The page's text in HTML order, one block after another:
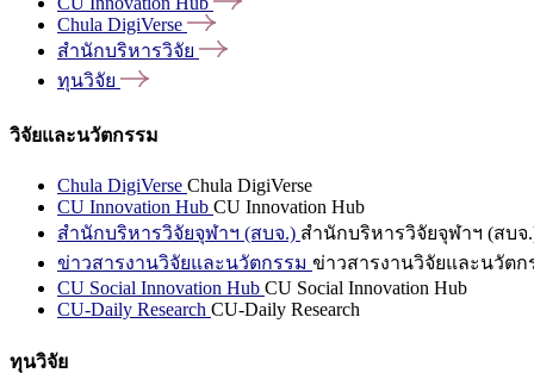
Chula DigiVerse
สำนักบริหารวิจัย
ทุนวิจัย
วิจัยและนวัตกรรม
Chula DigiVerse Chula DigiVerse
CU Innovation Hub CU Innovation Hub
สำนักบริหารวิจัยจุฬาฯ (สบจ.) สำนักบริหารวิจัยจุฬาฯ (สบจ
ข่าวสารงานวิจัยและนวัตกรรม ข่าวสารงานวิจัยและนวัตก
CU Social Innovation Hub CU Social Innovation Hub
CU-Daily Research CU-Daily Research
ทุนวิจัย